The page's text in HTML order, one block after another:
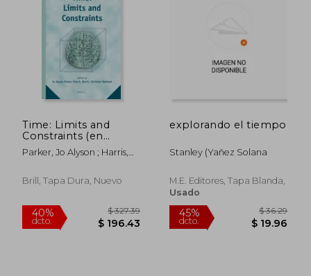
Time: Limits and
Constraints (en
Inglés)
Parker, Jo Alyson ; Harris,
Christian
Brill, Tapa Dura, Nuevo
explorando el tiempo
Stanley (yañez Solana
M.e. Editores, Tapa Blanda,
Usado